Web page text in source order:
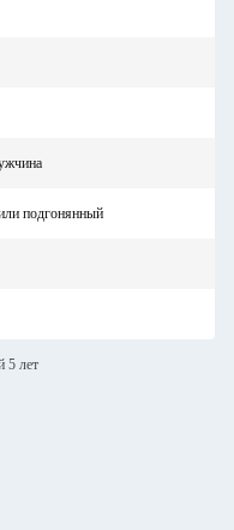
подгонянный
5 лет